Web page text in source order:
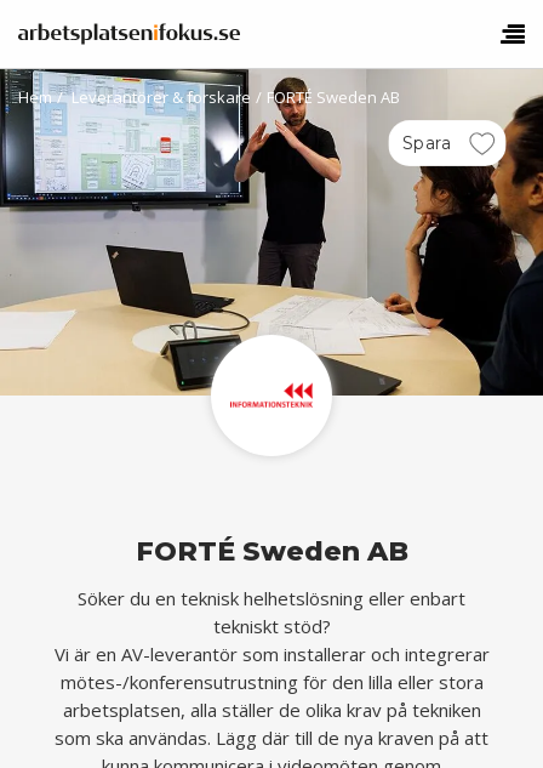
Hem / Leverantörer & forskare / FORTÉ Sweden AB
Spara
FORTÉ Sweden AB
Söker du en teknisk helhetslösning eller enbart
tekniskt stöd?
Vi är en AV-leverantör som installerar och integrerar
mötes-/konferensutrustning för den lilla eller stora
arbetsplatsen, alla ställer de olika krav på tekniken
som ska användas. Lägg där till de nya kraven på att